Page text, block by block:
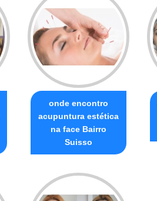
onde encontro
acupuntura estética
na face Bairro
Suisso